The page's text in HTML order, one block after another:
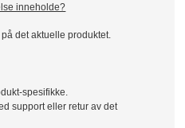
inneholde?
det aktuelle produktet.
spesifikke.
support eller retur av det